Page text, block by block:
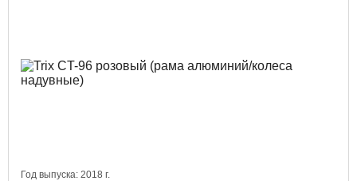
Год выпуска: 2018 г.